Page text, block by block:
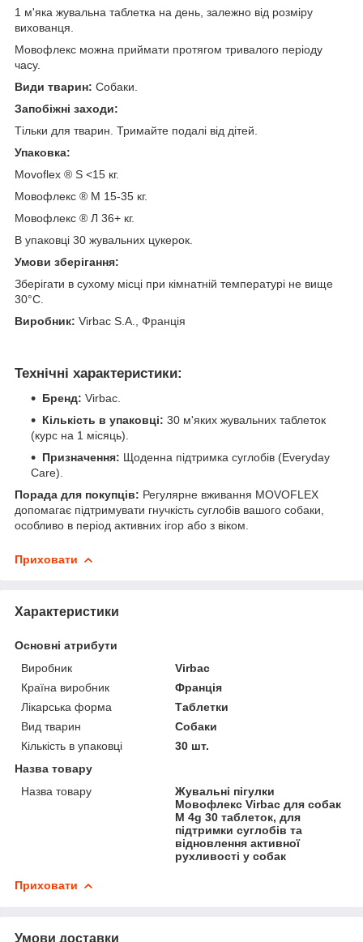
1 м'яка жувальна таблетка на день, залежно від розміру
вихованця.
Мовофлекс можна приймати протягом тривалого періоду
часу.
Види тварин: Собаки.
Запобіжні заходи:
Тільки для тварин. Тримайте подалі від дітей.
Упаковка:
Movoflex ® S <15 кг.
Мовофлекс ® М 15-35 кг.
Мовофлекс ® Л 36+ кг.
В упаковці 30 жувальних цукерок.
Умови зберігання:
Зберігати в сухому місці при кімнатній температурі не вище
30°С.
Виробник: Virbac S.A., Франція
Технічні характеристики:
Бренд: Virbac.
Кількість в упаковці: 30 м'яких жувальних таблеток
(курс на 1 місяць).
Призначення: Щоденна підтримка суглобів (Everyday
Care).
Порада для покупців: Регулярне вживання MOVOFLEX
допомагає підтримувати гнучкість суглобів вашого собаки,
особливо в період активних ігор або з віком.
Приховати
Характеристики
Основні атрибути
Виробник
Virbac
Країна виробник
Франція
Лікарська форма
Таблетки
Вид тварин
Собаки
Кількість в упаковці
30 шт.
Назва товару
Назва товару
Жувальні пігулки
Мовофлекс Virbac для собак
M 4g 30 таблеток, для
підтримки суглобів та
відновлення активної
рухливості у собак
Приховати
Умови доставки